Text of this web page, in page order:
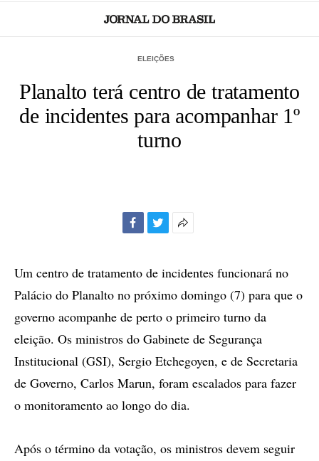
ELEIÇÕES
Planalto terá centro de tratamento
de incidentes para acompanhar 1º
turno
compartilhamento
Um centro de tratamento de incidentes funcionará no
Palácio do Planalto no próximo domingo (7) para que o
governo acompanhe de perto o primeiro turno da
eleição. Os ministros do Gabinete de Segurança
Institucional (GSI), Sergio Etchegoyen, e de Secretaria
de Governo, Carlos Marun, foram escalados para fazer
o monitoramento ao longo do dia.
Após o término da votação, os ministros devem seguir